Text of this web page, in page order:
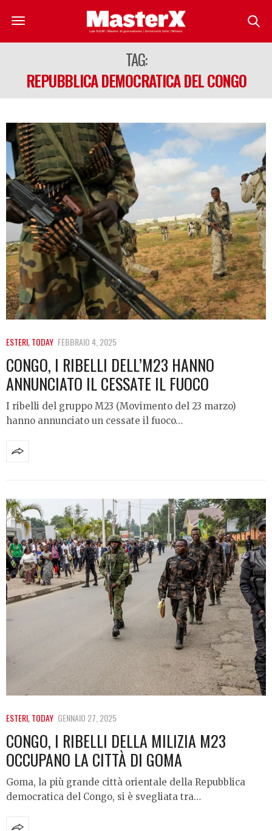
TAG:
REPUBBLICA DEMOCRATICA DEL CONGO
ESTERI,TODAY FEBBRAIO 4, 2025
CONGO, I RIBELLI DELL’M23 HANNO
ANNUNCIATO IL CESSATE IL FUOCO
I ribelli del gruppo M23 (Movimento del 23 marzo)
hanno annunciato un cessate il fuoco…
ESTERI,TODAY GENNAIO 27, 2025
CONGO, I RIBELLI DELLA MILIZIA M23
OCCUPANO LA CITTÀ DI GOMA
Goma, la più grande città orientale della Repubblica
democratica del Congo, si è svegliata tra…